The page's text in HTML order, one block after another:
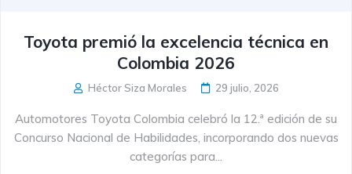
Toyota premió la excelencia técnica en
Colombia 2026
Héctor Siza Morales 29 julio, 2026
Automotores Toyota Colombia celebró la 12.ª edición de su
Concurso Nacional de Habilidades, incorporando dos nuevas
categorías para...